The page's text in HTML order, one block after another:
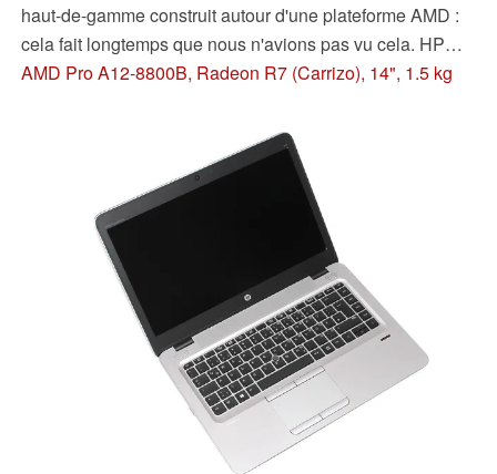
haut-de-gamme construit autour d'une plateforme AMD :
cela fait longtemps que nous n'avions pas vu cela. HP
tente l'expérience et a intégré le plus rapide des
outre un SSD et une dalle IPS WQHD dans cet EliteBook
745 G3. Mais ces 1300 euros sont-ils bien dépensés par
rapport à ce qu'il se fait chez Intel ?
AMD Pro A12-8800B, Radeon R7 (Carrizo), 14", 1.5 kg